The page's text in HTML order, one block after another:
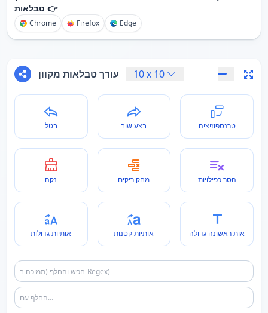
טבלאות 👉
Chrome Firefox Edge
עורך טבלאות מקוון 10x 10
בטל בצע שוב טרנספוזיציה
נקה מחק ריקים הסר כפילויות
אותיות גדולות אותיות קטנות אות ראשונה גדולה